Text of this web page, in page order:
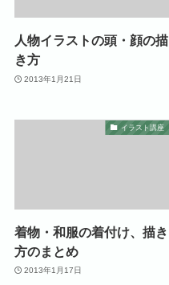
人物イラストの頭・顔の描
き方
2013年1月21日
イラスト講座
着物・和服の着付け、描き
方のまとめ
2013年1月17日